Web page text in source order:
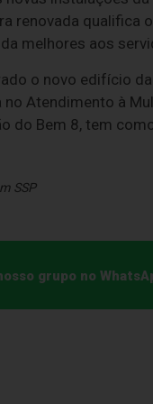
renovada qualifica
melhores aos
o novo edifício
Atendimento à
do Bem 8, tem
SSP
grupo no